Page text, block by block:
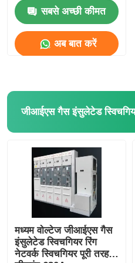
एक बोली का अनुरोध
कम वोल्टेज स्विचगियर
जीआईएस गैस इंसुलेटेड स्विचगियर
ठोस अछूता स्विचगियर
रिंग मेन स्विचगियर
सबसे अच्छी कीमत
अब बात करें
जीआईएस गैस इंसुलेटेड
मध्यम वोल्टेज जीआईएस गैस
इंसुलेटेड स्विचगियर रिंग
नेटवर्क स्विचगियर पूरी तरह से